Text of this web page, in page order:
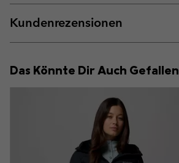
Kundenrezensionen
Das Könnte Dir Auch Gefallen